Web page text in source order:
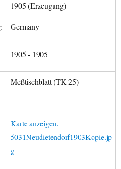
1905 (Erzeugung)
Germany
1905 - 1905
Meßtischblatt (TK 25)
Karte anzeigen:
5031Neudietendorf1903Kopie.jp
g